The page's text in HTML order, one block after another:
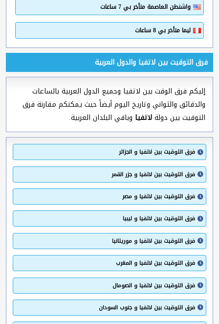
واشنطن العاصمة متأخر بي 7 ساعات
ليما متأخر بي 8 ساعات
فرق التوقيت بين لاتفيا والدول العربية
إليكم فرق الوقت بين لاتفيا وجميع الدول العربية بالساعات
والدقائق والثواني وتاريخ اليوم أيضاً حيث يمكنكم مقارنة فرق
التوقيت بين دولةلاتفيا وباقي البلدان العربية.
فرق التوقيت بين لاتفيا و الجزائر
فرق التوقيت بين لاتفيا و جزر القمر
فرق التوقيت بين لاتفيا و مصر
فرق التوقيت بين لاتفيا و ليبيا
فرق التوقيت بين لاتفيا و موريتانيا
فرق التوقيت بين لاتفيا و المغرب
فرق التوقيت بين لاتفيا و الصومال
فرق التوقيت بين لاتفيا و جنوب السودان